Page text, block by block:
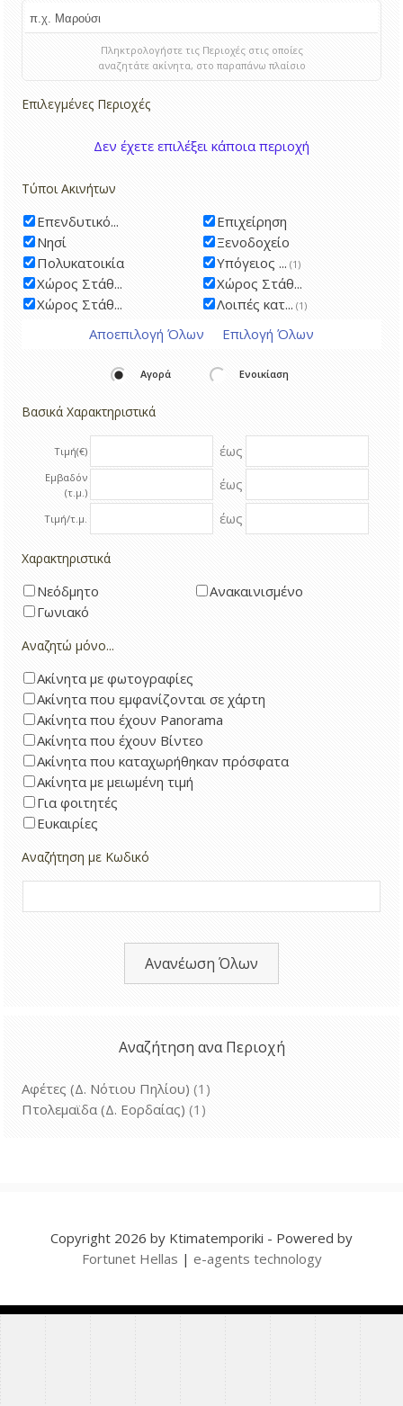
Πληκτρολογήστε τις Περιοχές στις οποίες
αναζητάτε ακίνητα, στο παραπάνω πλαίσιο
Επιλεγμένες Περιοχές
Δεν έχετε επιλέξει κάποια περιοχή
Τύποι Ακινήτων
Επενδυτικό...
Επιχείρηση
Νησί
Ξενοδοχείο
Πολυκατοικία
Υπόγειος ... (1)
Χώρος Στάθ...
Χώρος Στάθ...
Χώρος Στάθ...
Λοιπές κατ... (1)
Αποεπιλογή Όλων Επιλογή Όλων
Αγορά Ενοικίαση
Βασικά Χαρακτηριστικά
Τιμή(€) έως
Εμβαδόν
(τ.μ.)
έως
Τιμή/τ.μ. έως
Χαρακτηριστικά
Νεόδμητο
Ανακαινισμένο
Γωνιακό
Αναζητώ μόνο...
Ακίνητα με φωτογραφίες
Ακίνητα που εμφανίζονται σε χάρτη
Ακίνητα που έχουν Panorama
Ακίνητα που έχουν Βίντεο
Ακίνητα που καταχωρήθηκαν πρόσφατα
Ακίνητα με μειωμένη τιμή
Για φοιτητές
Ευκαιρίες
Αναζήτηση με Κωδικό
Ανανέωση Όλων
Αναζήτηση ανα Περιοχή
Αφέτες (Δ. Νότιου Πηλίου) (1)
Πτολεμαϊδα (Δ. Εορδαίας) (1)
Copyright 2026 by Ktimatemporiki - Powered by
Fortunet Hellas | e-agents technology